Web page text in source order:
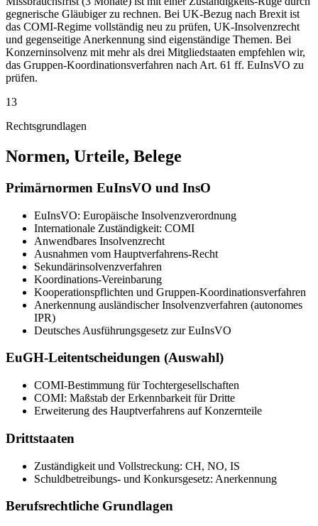
gegnerische Gläubiger zu rechnen. Bei UK-Bezug nach Brexit ist
das COMI-Regime vollständig neu zu prüfen, UK-Insolvenzrecht
und gegenseitige Anerkennung sind eigenständige Themen. Bei
Konzerninsolvenz mit mehr als drei Mitgliedstaaten empfehlen wir,
das Gruppen-Koordinationsverfahren nach Art. 61 ff. EuInsVO zu
prüfen.
13
Rechtsgrundlagen
Normen, Urteile, Belege
Primärnormen EuInsVO und InsO
EuInsVO: Europäische Insolvenzverordnung
Internationale Zuständigkeit: COMI
Anwendbares Insolvenzrecht
Ausnahmen vom Hauptverfahrens-Recht
Sekundärinsolvenzverfahren
Koordinations-Vereinbarung
Kooperationspflichten und Gruppen-Koordinationsverfahren
Anerkennung ausländischer Insolvenzverfahren (autonomes
IPR)
Deutsches Ausführungsgesetz zur EuInsVO
EuGH-Leitentscheidungen (Auswahl)
COMI-Bestimmung für Tochtergesellschaften
COMI: Maßstab der Erkennbarkeit für Dritte
Erweiterung des Hauptverfahrens auf Konzernteile
Drittstaaten
Zuständigkeit und Vollstreckung: CH, NO, IS
Schuldbetreibungs- und Konkursgesetz: Anerkennung
Berufsrechtliche Grundlagen